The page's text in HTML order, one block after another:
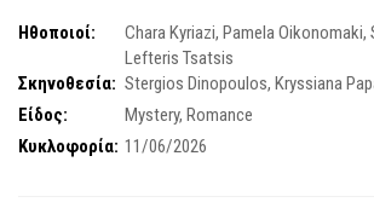
Ηθοποιοί: Chara Kyriazi, Pamela Oikonomaki,
Lefteris Tsatsis
Σκηνοθεσία: Stergios Dinopoulos, Kryssiana
Είδος:
Mystery, Romance
Κυκλοφορία: 11/06/2026